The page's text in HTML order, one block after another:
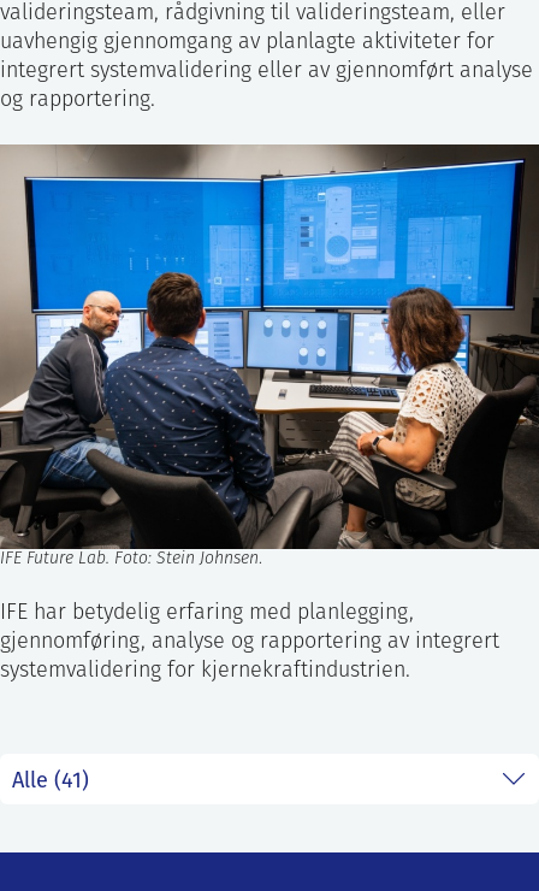
valideringsteam, rådgivning til valideringsteam, eller
uavhengig gjennomgang av planlagte aktiviteter for
integrert systemvalidering eller av gjennomført analyse
og rapportering.
IFE Future Lab. Foto: Stein Johnsen.
IFE har betydelig erfaring med planlegging,
gjennomføring, analyse og rapportering av integrert
systemvalidering for kjernekraftindustrien.